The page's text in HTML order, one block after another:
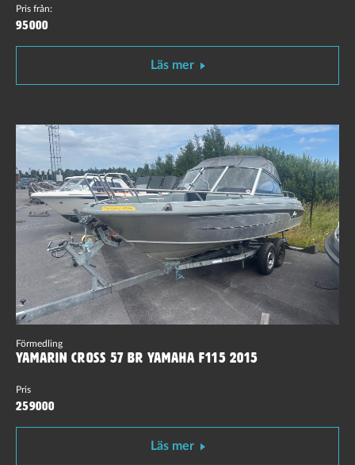
Pris från:
95000
Läs mer
Förmedling
Yamarin Cross 57 BR Yamaha F115 2015
Pris
259000
Läs mer